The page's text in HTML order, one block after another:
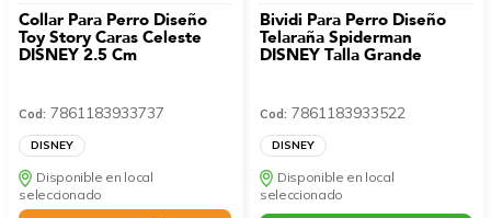
Collar Para Perro Diseño
Toy Story Caras Celeste
DISNEY 2.5 Cm
Cod: 7861183933737
DISNEY
Disponible en local
seleccionado
Bividi Para Perro Diseño
Telaraña Spiderman
DISNEY Talla Grande
Cod: 7861183933522
DISNEY
Disponible en local
seleccionado